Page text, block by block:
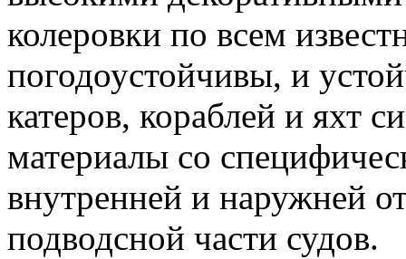
колеровки по всем
погодоустойчивы, и
катеров, кораблей и яхт
материалы со
внутренней и наружней
подводсной части судов.